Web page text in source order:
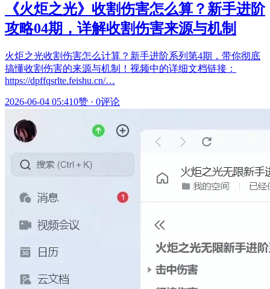
《火炬之光》收割伤害怎么算？新手进阶
攻略04期，详解收割伤害来源与机制
火炬之光收割伤害怎么计算？新手进阶系列第4期，带你彻底
搞懂收割伤害的来源与机制！视频中的详细文档链接：
https://dpffqsrlte.feishu.cn/…
2026-06-04 05:410赞 · 0评论